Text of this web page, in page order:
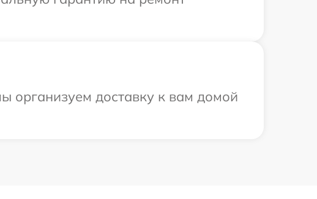
организуем доставку к вам домой